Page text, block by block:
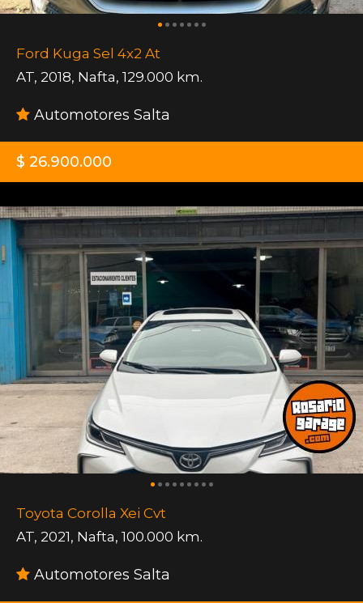
Ford Kuga Sel 4x2 At
AT, 2018, Nafta, 129.000 km.
Automotores Salta
$ 26.900.000
Toyota Corolla Xei Cvt
AT, 2021, Nafta, 100.000 km.
Automotores Salta